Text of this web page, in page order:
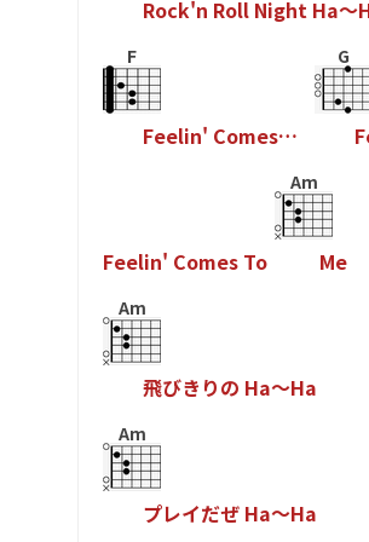
Rock'n Roll Night Ha～
F
Feelin' Comes…
G
F
Feelin' Comes To
Am
Me
Am
飛びき りの Ha～Ha
Am
プレイだぜ Ha～Ha